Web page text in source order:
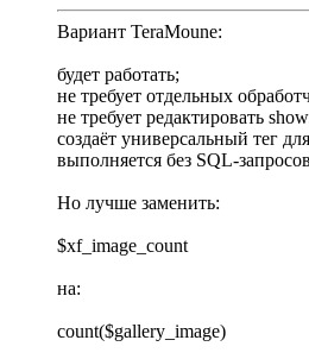
Вариант TeraMoune:
будет работать;
не требует отдельных
не требует редактировать
создаёт универсальный тег
выполняется без SQL-
Но лучше заменить:
$xf_image_count
на:
count($gallery_image)